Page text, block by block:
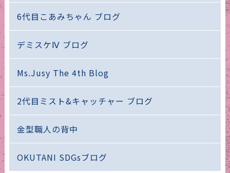
6代目こあみちゃん ブログ
デミスケⅣ ブログ
Ms.Jusy The 4th Blog
2代目ミスト&キャッチャー ブログ
金型職人の背中
OKUTANI SDGsブログ